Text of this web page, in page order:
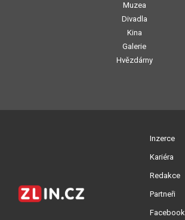
Muzea
Divadla
Kina
Galerie
Hvězdárny
Inzerce
Kariéra
Redakce
Partneři
Facebook